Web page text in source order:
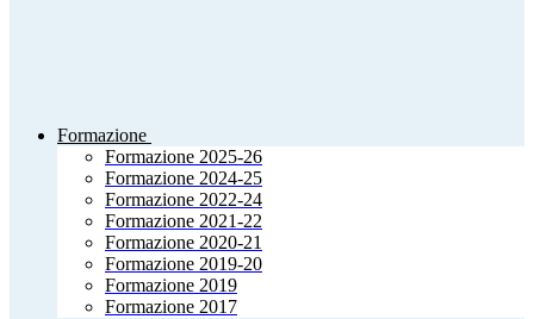
Formazione
Formazione 2025-26
Formazione 2024-25
Formazione 2022-24
Formazione 2021-22
Formazione 2020-21
Formazione 2019-20
Formazione 2019
Formazione 2017